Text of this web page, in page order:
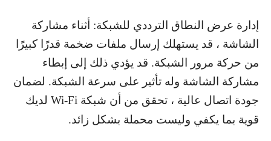
إدارة عرض النطاق الترددي للشبكة: أثناء مشاركة
الشاشة ، قد يستهلك إرسال ملفات ضخمة قدرًا كبيرًا
من حركة مرور الشبكة. قد يؤدي ذلك إلى إبطاء
مشاركة الشاشة وله تأثير على سرعة الشبكة. لضمان
جودة اتصال عالية ، تحقق من أن شبكة Wi-Fi لديك
قوية بما يكفي وليست محملة بشكل زائد.